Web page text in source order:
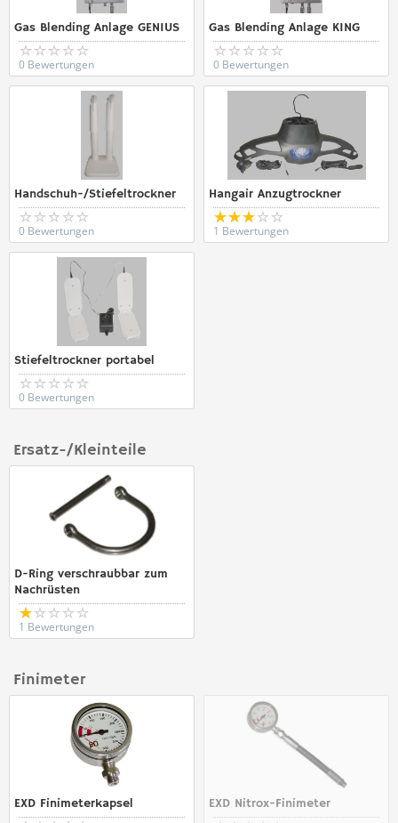
Gas Blending Anlage GENIUS
0 Bewertungen
Gas Blending Anlage KING
0 Bewertungen
Handschuh-/Stiefeltrockner
0 Bewertungen
Hangair Anzugtrockner
1 Bewertungen
Stiefeltrockner portabel
0 Bewertungen
Ersatz-/Kleinteile
D-Ring verschraubbar zum
Nachrüsten
1 Bewertungen
Finimeter
EXD Finimeterkapsel EXD Nitrox-Finimeter